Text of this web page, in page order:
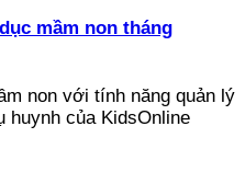
mầm non tháng